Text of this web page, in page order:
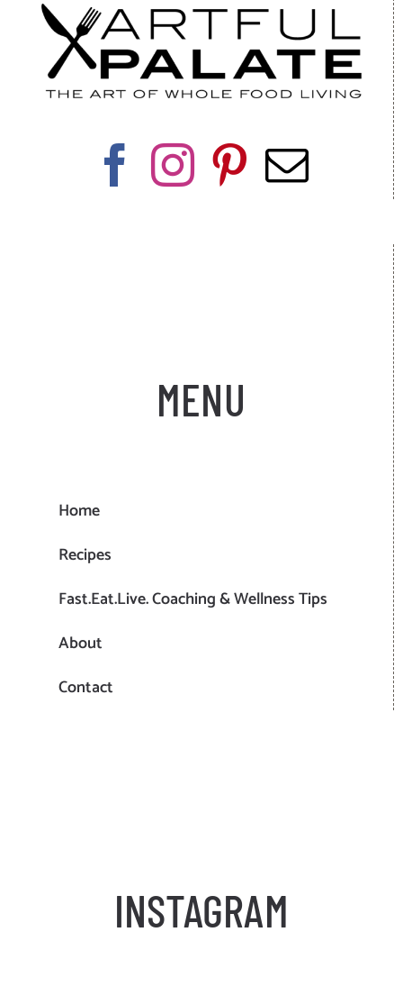
MENU
Home
Recipes
Fast.Eat.Live. Coaching & Wellness Tips
About
Contact
INSTAGRAM